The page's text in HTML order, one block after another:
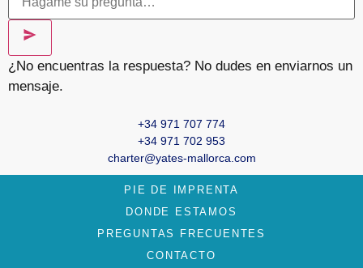
¿No encuentras la respuesta? No dudes en enviarnos un
mensaje.
+34 971 707 774
+34 971 702 953
charter@yates-mallorca.com
PIE DE IMPRENTA
DONDE ESTAMOS
PREGUNTAS FRECUENTES
CONTACTO